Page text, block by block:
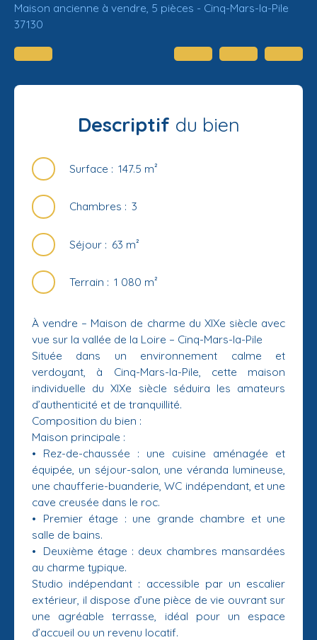
Maison ancienne à vendre, 5 pièces - Cinq-Mars-la-Pile
37130
Descriptif du bien
Surface : 147.5 m²
Chambres : 3
Séjour : 63 m²
Terrain : 1 080 m²
À vendre – Maison de charme du XIXe siècle avec
vue sur la vallée de la Loire – Cinq-Mars-la-Pile
Située dans un environnement calme et
verdoyant, à Cinq-Mars-la-Pile, cette maison
individuelle du XIXe siècle séduira les amateurs
d’authenticité et de tranquillité.
Composition du bien :
Maison principale :
Rez-de-chaussée : une cuisine aménagée et
équipée, un séjour-salon, une véranda lumineuse,
une chaufferie-buanderie, WC indépendant, et une
cave creusée dans le roc.
Premier étage : une grande chambre et une
salle de bains.
Deuxième étage : deux chambres mansardées
au charme typique.
Studio indépendant : accessible par un escalier
extérieur, il dispose d’une pièce de vie ouvrant sur
une agréable terrasse, idéal pour un espace
d’accueil ou un revenu locatif.